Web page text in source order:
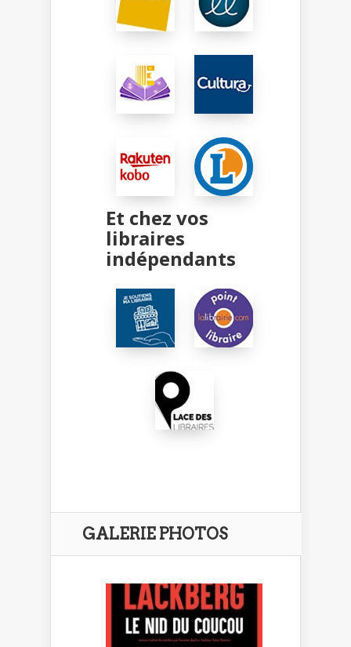
Et chez vos
libraires
indépendants
GALERIE PHOTOS